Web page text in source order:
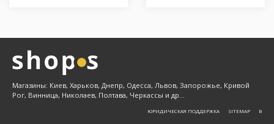
Магазины: Киев, Харьков, Днепр, Одесса, Львов, Запорожье, Кривой
Рог, Винница, Николаев, Полтава, Черкассы и др...
ЮРИДИЧЕСКАЯ ПОДДЕРЖКА SITEMAP Β